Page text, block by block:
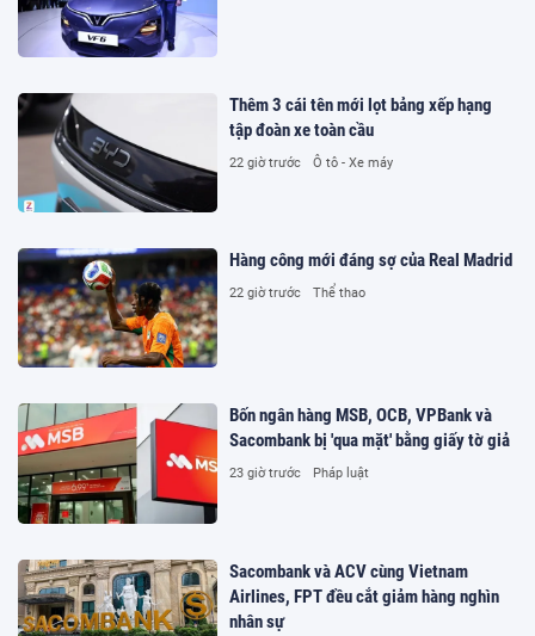
Thêm 3 cái tên mới lọt bảng xếp hạng
tập đoàn xe toàn cầu
22 giờ trước Ô tô - Xe máy
Hàng công mới đáng sợ của Real Madrid
22 giờ trước Thể thao
Bốn ngân hàng MSB, OCB, VPBank và
Sacombank bị 'qua mặt' bằng giấy tờ giả
23 giờ trước Pháp luật
Sacombank và ACV cùng Vietnam
Airlines, FPT đều cắt giảm hàng nghìn
nhân sự